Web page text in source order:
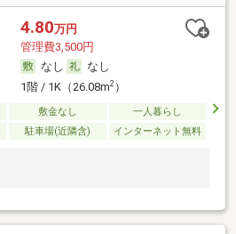
4.80万円
管理費3,500円
なし
なし
1階 / 1K（26.08m2）
敷金なし
一人暮らし
駐車場(近隣含) インターネット無料